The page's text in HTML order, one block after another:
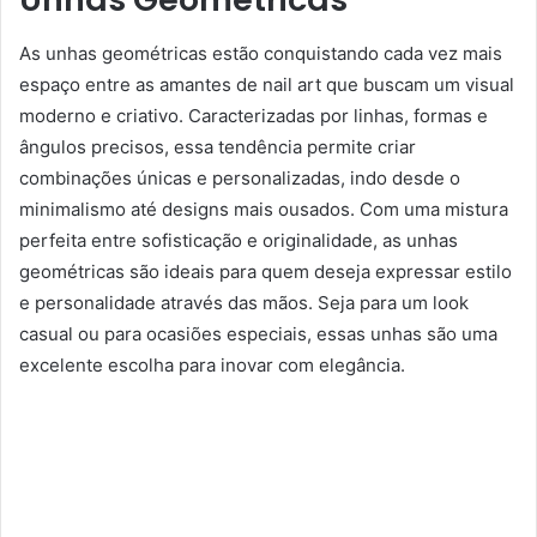
As unhas geométricas estão conquistando cada vez mais
espaço entre as amantes de nail art que buscam um visual
moderno e criativo. Caracterizadas por linhas, formas e
ângulos precisos, essa tendência permite criar
combinações únicas e personalizadas, indo desde o
minimalismo até designs mais ousados. Com uma mistura
perfeita entre sofisticação e originalidade, as unhas
geométricas são ideais para quem deseja expressar estilo
e personalidade através das mãos. Seja para um look
casual ou para ocasiões especiais, essas unhas são uma
excelente escolha para inovar com elegância.